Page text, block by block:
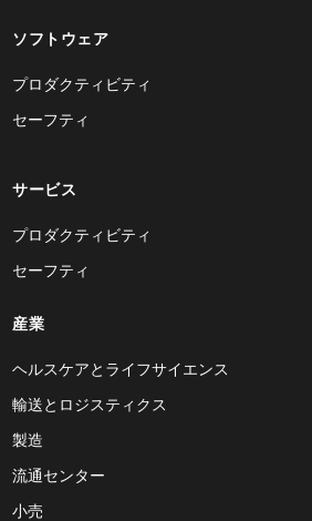
ソフトウェア
プロダクティビティ
セーフティ
サービス
プロダクティビティ
セーフティ
産業
ヘルスケアとライフサイエンス
輸送とロジスティクス
製造
流通センター
小売